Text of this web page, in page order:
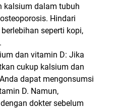
kalsium dalam tubuh
Hindari
seperti kopi,
dan vitamin D: Jika
cukup kalsium dan
dapat mengonsumsi
D. Namun,
dokter sebelum